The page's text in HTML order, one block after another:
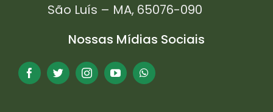
São Luís – MA, 65076-090
Nossas Mídias Sociais